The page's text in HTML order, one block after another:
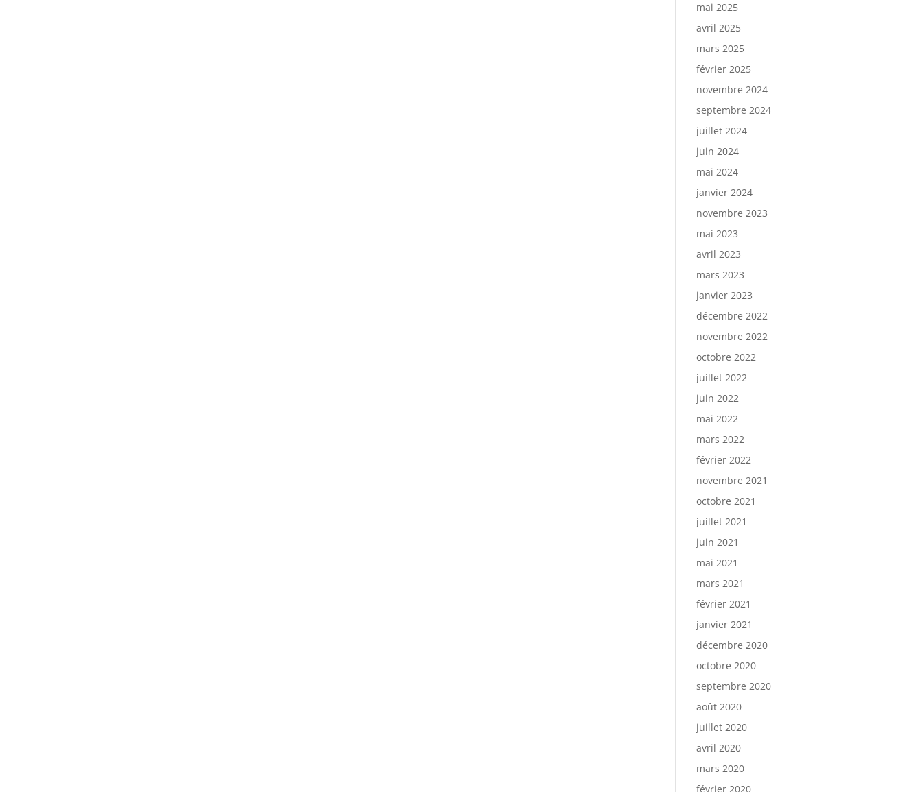
mai 2025
avril 2025
mars 2025
février 2025
novembre 2024
septembre 2024
juillet 2024
juin 2024
mai 2024
janvier 2024
novembre 2023
mai 2023
avril 2023
mars 2023
janvier 2023
décembre 2022
novembre 2022
octobre 2022
juillet 2022
juin 2022
mai 2022
mars 2022
février 2022
novembre 2021
octobre 2021
juillet 2021
juin 2021
mai 2021
mars 2021
février 2021
janvier 2021
décembre 2020
octobre 2020
septembre 2020
août 2020
juillet 2020
avril 2020
mars 2020
février 2020